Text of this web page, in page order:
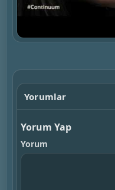
Yorumlar
Yorum Yap
Yorum